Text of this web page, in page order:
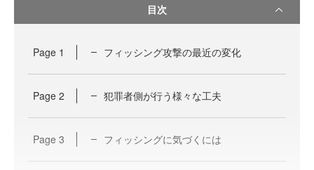
目次
Page 1 フィッシング攻撃の最近の変化
Page 2 犯罪者側が行う様々な工夫
Page 3 フィッシングに気づくには